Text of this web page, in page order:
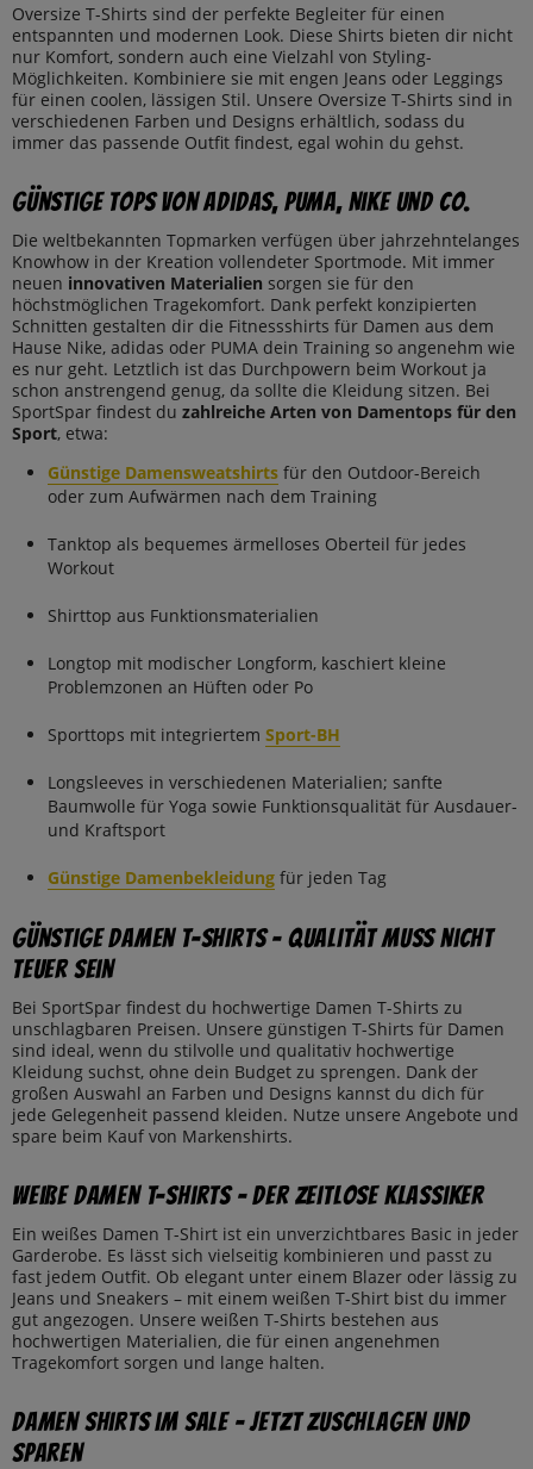
Oversize T-Shirts sind der perfekte Begleiter für einen
entspannten und modernen Look. Diese Shirts bieten dir nicht
nur Komfort, sondern auch eine Vielzahl von Styling-
Möglichkeiten. Kombiniere sie mit engen Jeans oder Leggings
für einen coolen, lässigen Stil. Unsere Oversize T-Shirts sind in
verschiedenen Farben und Designs erhältlich, sodass du
immer das passende Outfit findest, egal wohin du gehst.
Günstige Tops von adidas, Puma, Nike und Co.
Die weltbekannten Topmarken verfügen über jahrzehntelanges
Knowhow in der Kreation vollendeter Sportmode. Mit immer
neuen innovativen Materialien sorgen sie für den
höchstmöglichen Tragekomfort. Dank perfekt konzipierten
Schnitten gestalten dir die Fitnessshirts für Damen aus dem
Hause Nike, adidas oder PUMA dein Training so angenehm wie
es nur geht. Letztlich ist das Durchpowern beim Workout ja
schon anstrengend genug, da sollte die Kleidung sitzen. Bei
SportSpar findest du zahlreiche Arten von Damentops für den
Sport, etwa:
Günstige Damensweatshirts für den Outdoor-Bereich
oder zum Aufwärmen nach dem Training
Tanktop als bequemes ärmelloses Oberteil für jedes
Workout
Shirttop aus Funktionsmaterialien
Longtop mit modischer Longform, kaschiert kleine
Problemzonen an Hüften oder Po
Sporttops mit integriertem Sport-BH
Longsleeves in verschiedenen Materialien; sanfte
Baumwolle für Yoga sowie Funktionsqualität für Ausdauer-
und Kraftsport
Günstige Damenbekleidung für jeden Tag
Günstige Damen T-Shirts – Qualität muss nicht
teuer sein
Bei SportSpar findest du hochwertige Damen T-Shirts zu
unschlagbaren Preisen. Unsere günstigen T-Shirts für Damen
sind ideal, wenn du stilvolle und qualitativ hochwertige
Kleidung suchst, ohne dein Budget zu sprengen. Dank der
großen Auswahl an Farben und Designs kannst du dich für
jede Gelegenheit passend kleiden. Nutze unsere Angebote und
spare beim Kauf von Markenshirts.
Weiße Damen T-Shirts – Der zeitlose Klassiker
Ein weißes Damen T-Shirt ist ein unverzichtbares Basic in jeder
Garderobe. Es lässt sich vielseitig kombinieren und passt zu
fast jedem Outfit. Ob elegant unter einem Blazer oder lässig zu
Jeans und Sneakers – mit einem weißen T-Shirt bist du immer
gut angezogen. Unsere weißen T-Shirts bestehen aus
hochwertigen Materialien, die für einen angenehmen
Tragekomfort sorgen und lange halten.
Damen Shirts im Sale – Jetzt zuschlagen und
sparen